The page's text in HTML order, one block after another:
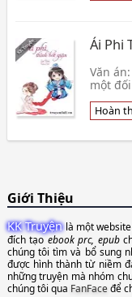
Ái Phi
Văn
một
thầm
người
Hoàn
Giới Thiệu
KK Truyệnlà một
đích tạoebook prc, epub
chúng tôi tìm và bổ sung
được hình thành từ niềm
những truyện mà nhóm
chúng tôi qua FanFaceđể